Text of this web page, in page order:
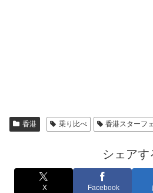
香港 乗り比べ 香港スターフ
シェアす
X Facebook